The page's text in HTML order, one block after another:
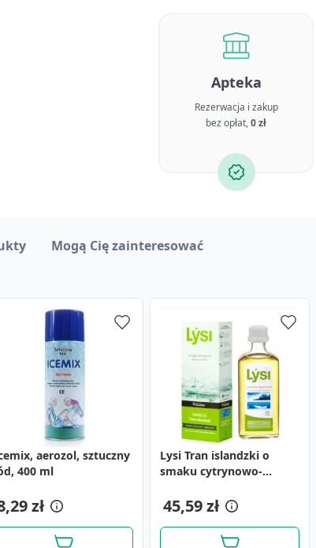
Apteka
Rezerwacja i zakup
bez opłat,0 zł
aerozol, sztuczny
400 ml
zł
Lysi Tran islandzki o
smaku cytrynowo-
45,59 zł
Mogą Cię zainteresować
Max, 20 mg,
zł
Krople walerianowe,
(Amara),Nalew.kozlk., 35
6,15 zł
zestaw
20 szt.
zł